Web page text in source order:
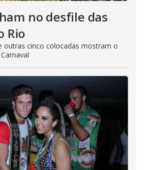
no desfile das
Rio
outras cinco colocadas mostram o